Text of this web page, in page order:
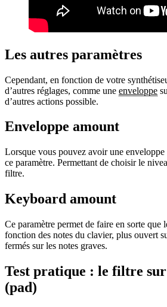
Les autres paramètres
Cependant, en fonction de votre
d’autres réglages, comme une enveloppe
d’autres actions possible.
Enveloppe amount
Lorsque vous pouvez avoir une
ce paramètre. Permettant de choisir le
filtre.
Keyboard amount
Ce paramètre permet de faire en sorte que
fonction des notes du clavier, plus ouvert
fermés sur les notes graves.
Test pratique : le filtre sur
(pad)